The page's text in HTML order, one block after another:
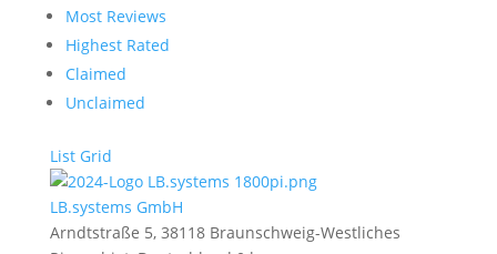
Most Reviews
Highest Rated
Claimed
Unclaimed
List Grid
LB.systems GmbH
Arndtstraße 5, 38118 Braunschweig-Westliches